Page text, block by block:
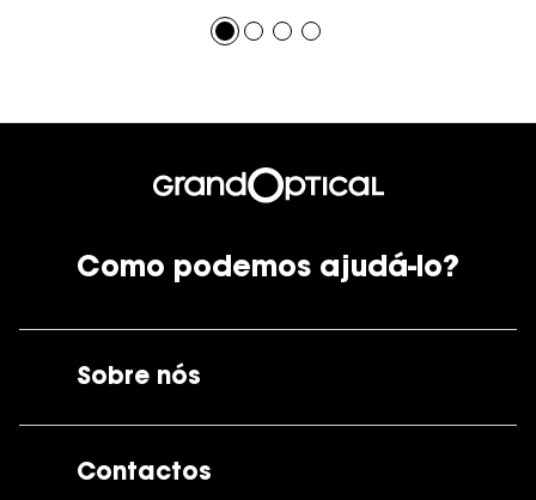
Como podemos ajudá-lo?
Sobre nós
Contactos